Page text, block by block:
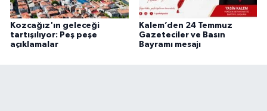
Kozcağız'ın geleceği
tartışılıyor: Peş peşe
açıklamalar
Kalem’den 24 Temmuz
Gazeteciler ve Basın
Bayramı mesajı